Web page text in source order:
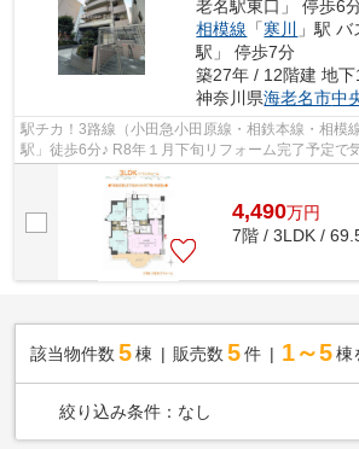
老名駅東口」 停歩6
相模線 「寒川 」駅
駅」 停歩7分
築27年 / 12階建 地下
神奈川県海老名市中
駅チカ！3路線（小田急小田原線・相鉄本線・相模
駅」徒歩6分♪ R8年１月下旬リフォーム完了予定で
ートできます◎ 商業施設が豊富で楽しい...
4,490万円
7階 / 3LDK /
該当物件数 5棟 販売数 5 件 1～5 棟
絞り込み条件： なし